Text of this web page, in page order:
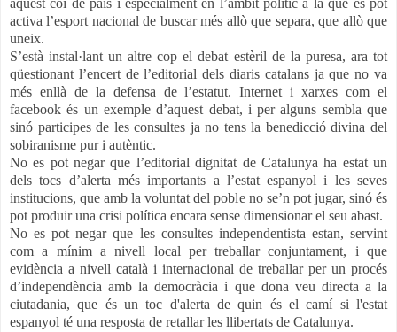
aquest coi de país i especialment en l’àmbit polític a la que es pot
activa l’esport nacional de buscar més allò que separa, que allò que
uneix.
S’està instal·lant un altre cop el debat estèril de la puresa, ara tot
qüestionant l’encert de l’editorial dels diaris catalans ja que no va
més enllà de la defensa de l’estatut. Internet i xarxes com el
facebook és un exemple d’aquest debat, i per alguns sembla que
sinó participes de les consultes ja no tens la benedicció divina del
sobiranisme pur i autèntic.
No es pot negar que l’editorial dignitat de Catalunya ha estat un
dels tocs d’alerta més importants a l’estat espanyol i les seves
institucions, que amb la voluntat del poble no se’n pot jugar, sinó és
pot produir una crisi política encara sense dimensionar el seu abast.
No es pot negar que les consultes independentista estan, servint
com a mínim a nivell local per treballar conjuntament, i que
evidència a nivell català i internacional de treballar per un procés
d’independència amb la democràcia i que dona veu directa a la
ciutadania, que és un toc d'alerta de quin és el camí si l'estat
espanyol té una resposta de retallar les llibertats de Catalunya.